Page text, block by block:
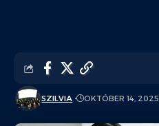
SZILVIA OKTÓBER 14, 2025